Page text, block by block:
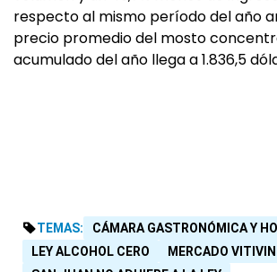
respecto al mismo período del año
precio promedio del mosto
acumulado del año llega a 1.836,5
TEMAS:
CÁMARA GASTRONÓMICA Y
LEY ALCOHOL CERO
MERCADO